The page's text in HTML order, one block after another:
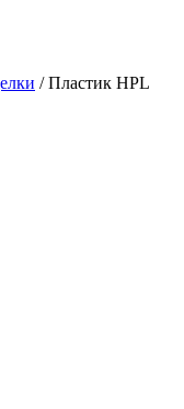
/Пластик HPL